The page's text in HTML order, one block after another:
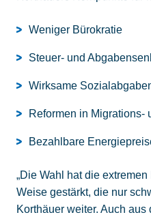
Weniger Bürokratie
Steuer- und
Wirksame
Reformen in Migrations-
Bezahlbare
„Die Wahl hat die
Weise gestärkt, die nur
Korthäuer weiter. Auch